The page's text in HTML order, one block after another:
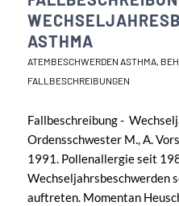
ASTHMA
ATEMBESCHWERDEN ASTHMA,
FALLBESCHREIBUNGEN
Fallbeschreibung -
Ordensschwester M., A.
1991. Pollenallergie seit
Wechseljahrsbeschwerden
auftreten. Momentan